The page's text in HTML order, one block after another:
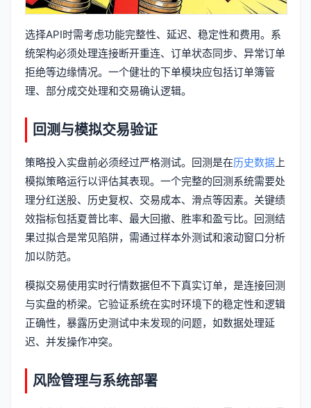
选择API时需考虑功能完整性、延迟、稳定性和费用。系
统架构必须处理连接断开重连、订单状态同步、异常订单
拒绝等边缘情况。一个健壮的下单模块应包括订单簿管
理、部分成交处理和交易确认逻辑。
回测与模拟交易验证
策略投入实盘前必须经过严格测试。回测是在历史数据 上
模拟策略运行以评估其表现。一个完整的回测系统需要处
理分红送股、历史复权、交易成本、滑点等因素。关键绩
效指标包括夏普比率、最大回撤、胜率和盈亏比。回测结
果过拟合是常见陷阱，需通过样本外测试和滚动窗口分析
加以防范。
模拟交易使用实时行情数据但不下真实订单，是连接回测
与实盘的桥梁。它验证系统在实时环境下的稳定性和逻辑
正确性，暴露历史测试中未发现的问题，如数据处理延
迟、并发操作冲突。
风险管理与系统部署